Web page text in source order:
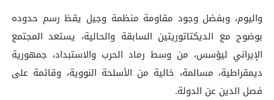
واليوم، وبفضل وجود مقاومة منظمة وجيل يقظ رسم حدوده
بوضوح مع الديكتاتوريتين السابقة والحالية، يستعد المجتمع
الإيراني ليؤسس، من وسط رماد الحرب والاستبداد، جمهورية
ديمقراطية، مسالمة، خالية من الأسلحة النووية، وقائمة على
فصل الدين عن الدولة.